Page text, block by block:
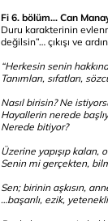
Fi 6. bölüm… Can
Duru karakterinin
değilsin”… çıkışı ve
“Herkesin senin
Tanımları, sıfatları,
Nasıl birisin? Ne
Hayallerin nerede
Nerede bitiyor?
Üzerine yapışıp
Senin mi gerçekten,
Sen; birinin aşkısın,
…başarılı, ezik,